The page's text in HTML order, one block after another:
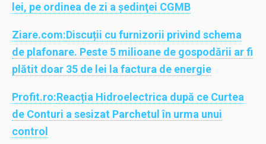
lei, pe ordinea de zi a şedinţei CGMB
Ziare.com:Discuții cu furnizorii privind schema
de plafonare. Peste 5 milioane de gospodării ar fi
plătit doar 35 de lei la factura de energie
Profit.ro:Reacția Hidroelectrica după ce Curtea
de Conturi a sesizat Parchetul în urma unui
control